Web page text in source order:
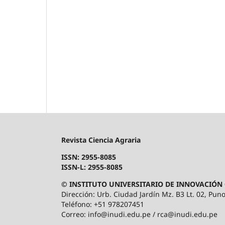
Revista Ciencia Agraria
ISSN: 2955-8085
ISSN-L: 2955-8085
© INSTITUTO UNIVERSITARIO DE
Dirección: Urb. Ciudad Jardín Mz. B3 Lt. 02,
Teléfono: +51 978207451
Correo: info@inudi.edu.pe / rca@inudi.edu.pe